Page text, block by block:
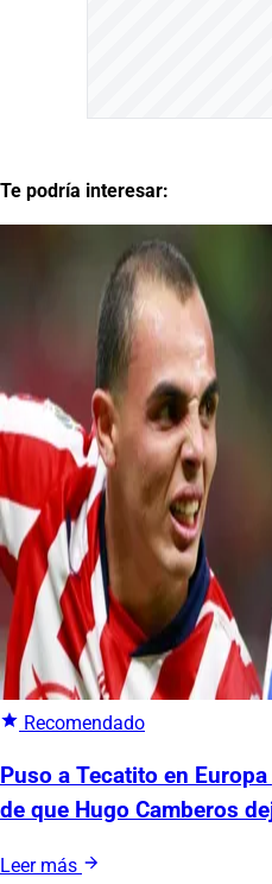
Te podría interesar:
Recomendado
Puso a Tecatito en
de que Hugo Camberos
Leer más